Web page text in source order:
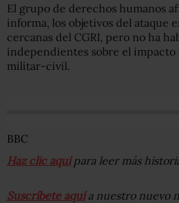
El grupo de derechos humanos
informa, los objetivos del ataque
cercanas del CGRI, pero no ha
independientes sobre el impacto
militar-civil.
BBC
Haz clic aquípara leer más
Suscríbete aquía nuestro nuevo